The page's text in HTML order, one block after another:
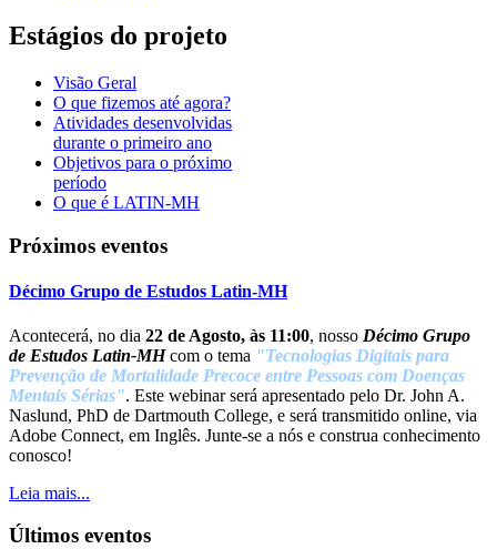
Estágios do projeto
Visão Geral
O que fizemos até agora?
Atividades desenvolvidas
durante o primeiro ano
Objetivos para o próximo
período
O que é LATIN-MH
Próximos eventos
Décimo Grupo de Estudos Latin-MH
Acontecerá, no dia 22 de Agosto, às 11:00, nosso Décimo Grupo
de Estudos Latin-MHcom o tema "Tecnologias Digitais para
Prevenção de Mortalidade Precoce entre Pessoas com Doenças
Mentais Sérias". Este webinar será apresentado pelo Dr. John A.
Naslund, PhD de Dartmouth College, e será transmitido online, via
Adobe Connect, em Inglês. Junte-se a nós e construa conhecimento
conosco!
Leia mais...
Últimos eventos